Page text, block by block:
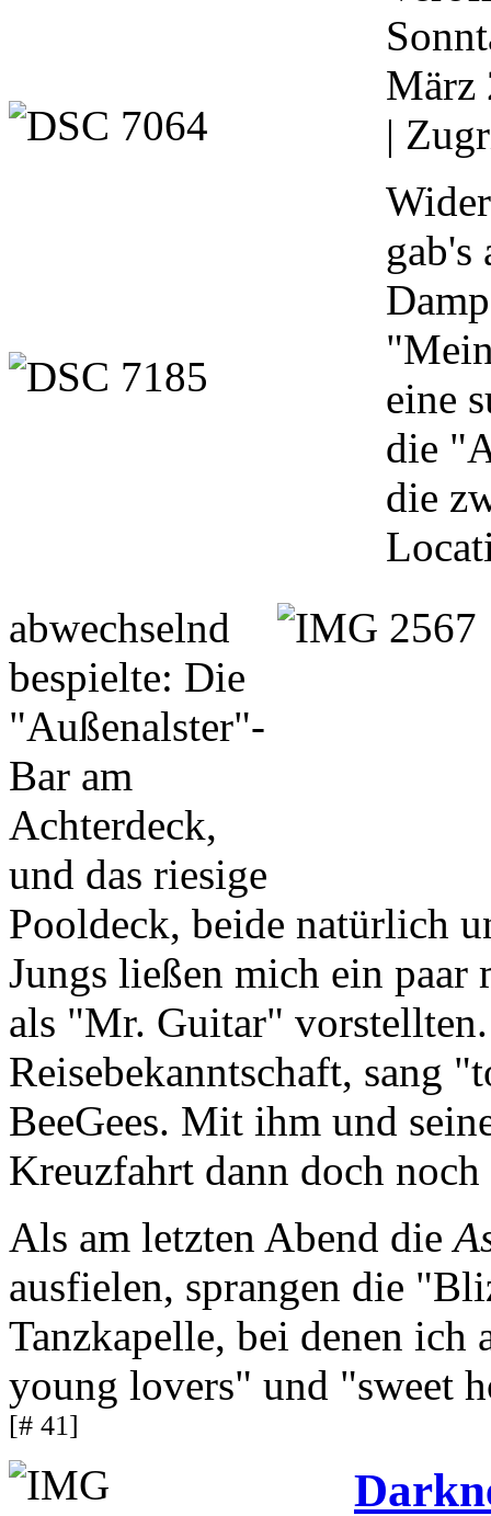
März
|
gab's
eine
die
die
abwechselnd
bespielte: Die
"Außenalster"-
Bar am
Achterdeck,
und das riesige
Pooldeck, beide natürlich
Jungs ließen mich ein
als "Mr. Guitar"
Reisebekanntschaft, sang
BeeGees. Mit ihm und
Kreuzfahrt dann doch
Als am letzten Abend die
ausfielen, sprangen die
Tanzkapelle, bei denen ich
young lovers" und "sweet
[# 41]